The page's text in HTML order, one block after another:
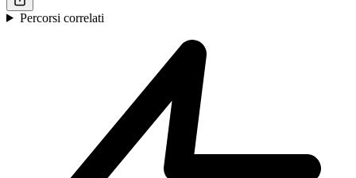
Percorsi correlati